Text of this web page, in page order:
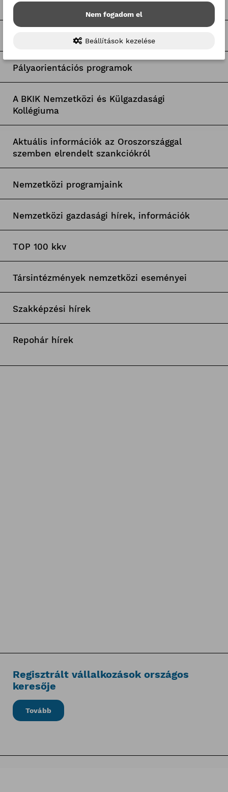
Tagcsoporti hírek
Egyetemi együttműködések
Pályaorientációs programok
A BKIK Nemzetközi és Külgazdasági
Kollégiuma
Aktuális információk az Oroszországgal
szemben elrendelt szankciókról
Nemzetközi programjaink
Nemzetközi gazdasági hírek, információk
TOP 100 kkv
Társintézmények nemzetközi eseményei
Szakképzési hírek
Repohár hírek
Regisztrált vállalkozások országos
keresője
Tovább
Nem fogadom el
Beállítások kezelése